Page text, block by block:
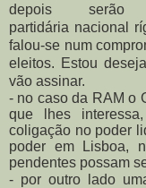
depois serão
partidária nacional
falou-se num
eleitos. Estou
vão assinar.
- no caso da RAM o
que lhes
coligação no poder
poder em Lisboa,
pendentes possam
- por outro lado